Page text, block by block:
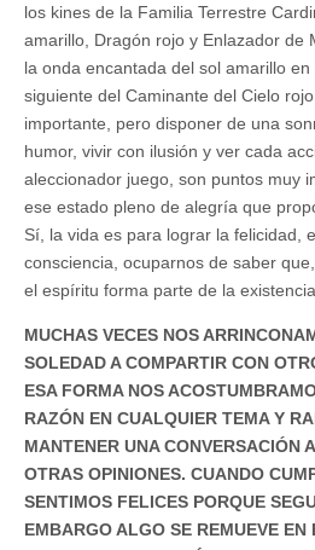
los kines de la Familia Terrestre
amarillo, Dragón rojo y Enlazador de
la onda encantada del sol amarillo
siguiente del Caminante del Cielo
importante, pero disponer de una
humor, vivir con ilusión y ver cada
aleccionador juego, son puntos muy
ese estado pleno de alegría que
Sí, la vida es para lograr la felicidad,
consciencia, ocuparnos de saber
el espíritu forma parte de la existencia.
MUCHAS VECES NOS
SOLEDAD A COMPARTIR CON
ESA FORMA NOS
RAZÓN EN CUALQUIER TEMA Y
MANTENER UNA CONVERSACIÓN
OTRAS OPINIONES. CUANDO
SENTIMOS FELICES PORQUE
EMBARGO ALGO SE REMUEVE EN